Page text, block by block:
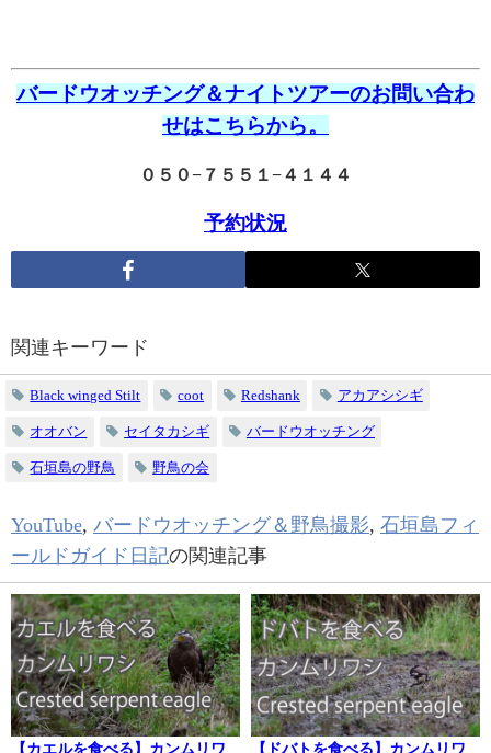
バードウオッチング＆ナイトツアーのお問い合わ
せはこちらから。
０５０−７５５１−４１４４
予約状況
関連キーワード
Black winged Stilt coot Redshank アカアシシギ
オオバン セイタカシギ バードウオッチング
石垣島の野鳥 野鳥の会
YouTube, バードウオッチング＆野鳥撮影, 石垣島フィ
ールドガイド日記の関連記事
【カエルを食べる】カンムリワ 【ドバトを食べる】カンムリワ